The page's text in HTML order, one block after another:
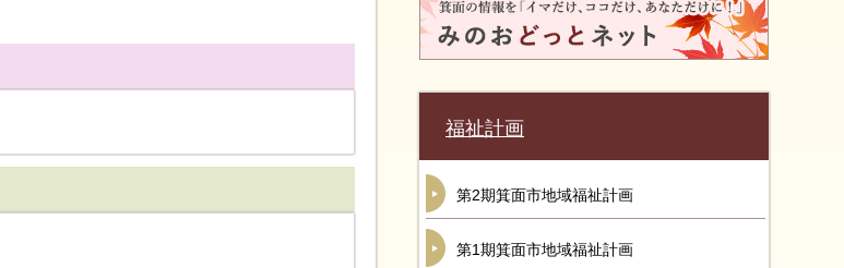
福祉計画
第2期箕面市地域福祉計画
第1期箕面市地域福祉計画